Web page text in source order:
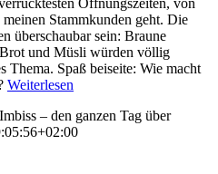
Öffnungszeiten, von
Stammkunden geht. Die
überschaubar sein: Braune
und Müsli würden völlig
Thema. Spaß beiseite: Wie macht
Weiterlesen
– den ganzen Tag über